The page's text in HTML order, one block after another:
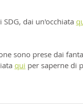
dai un'occhiata
sono prese dai
qui